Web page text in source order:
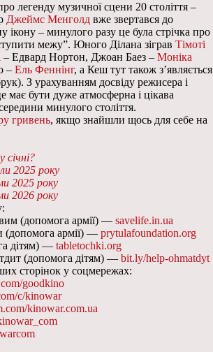
легенду музичної сцени 20 століття –
Джеймс Менголд вже звертався до
ікону – минулого разу це була стрічка про
межу”. Юного Ділана зіграв Тімоті
– Едвард Нортон, Джоан Баез – Моніка
– Ель Феннінг, а Кеш тут також з’являється
З урахуванням досвіду режисера і
має бути дуже атмосферна і цікава
минулого століття.
гривень, якщо знайшли щось для себе на
2025 року
2025 року
2026 року
(допомога армії) — savelife.in.ua
(допомога армії) — prytulafoundation.org
дітям) — tabletochki.org
(допомога дітям) — bit.ly/help-ohmatdyt
сторінок у соцмережах:
goodkino
c/kinowar
kinowar.com.ua